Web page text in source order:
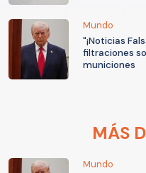
Mundo
"¡Noticias
filtraciones
municiones
MÁS
Mundo